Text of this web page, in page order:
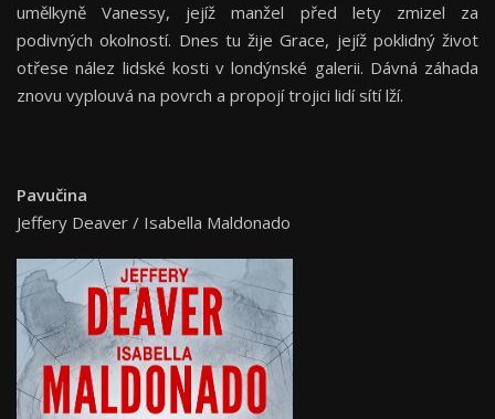
umělkyně Vanessy, jejíž manžel před lety zmizel za
podivných okolností. Dnes tu žije Grace, jejíž poklidný život
otřese nález lidské kosti v londýnské galerii. Dávná záhada
znovu vyplouvá na povrch a propojí trojici lidí sítí lží.
Pavučina
Jeffery Deaver / Isabella Maldonado